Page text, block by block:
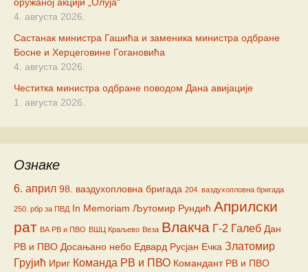
оружаној акцији „Олуја“
4. августа 2026.
Састанак министра Гашића и заменика министра одбране
Босне и Херцеговине Гогановића
4. августа 2026.
Честитка министра одбране поводом Дана авијације
1. августа 2026.
Ознаке
6. април 98. ваздухопловна бригада 204. ваздухопловна бригада
250. рбр за ПВД In Memoriam Љутомир Рундић Априлски
рат ВА РВ и ПВО ВШЦ Краљево Веза Влакча Г-2 Галеб Дан
РВ и ПВО Досањано небо Едвард Русјан Ечка Златомир
Грујић Ириг Команда РВ и ПВО Командант РВ и ПВО